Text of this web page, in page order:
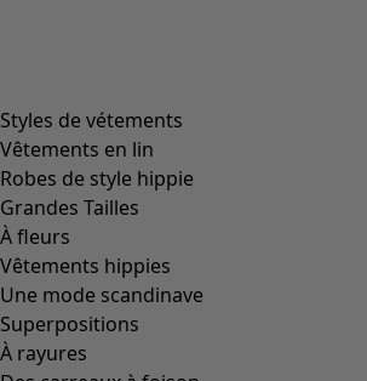
Styles de vétements
Vêtements en lin
Robes de style hippie
Grandes Tailles
À fleurs
Vêtements hippies
Une mode scandinave
Superpositions
À rayures